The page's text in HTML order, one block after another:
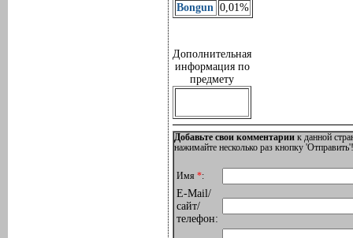
Bongun
0,01%
Дополнительная
информация по
предмету
Добавьте свои комментарии к данной
нажимайте несколько раз кнопку
Имя*:
E-Mail/
сайт/
телефон: